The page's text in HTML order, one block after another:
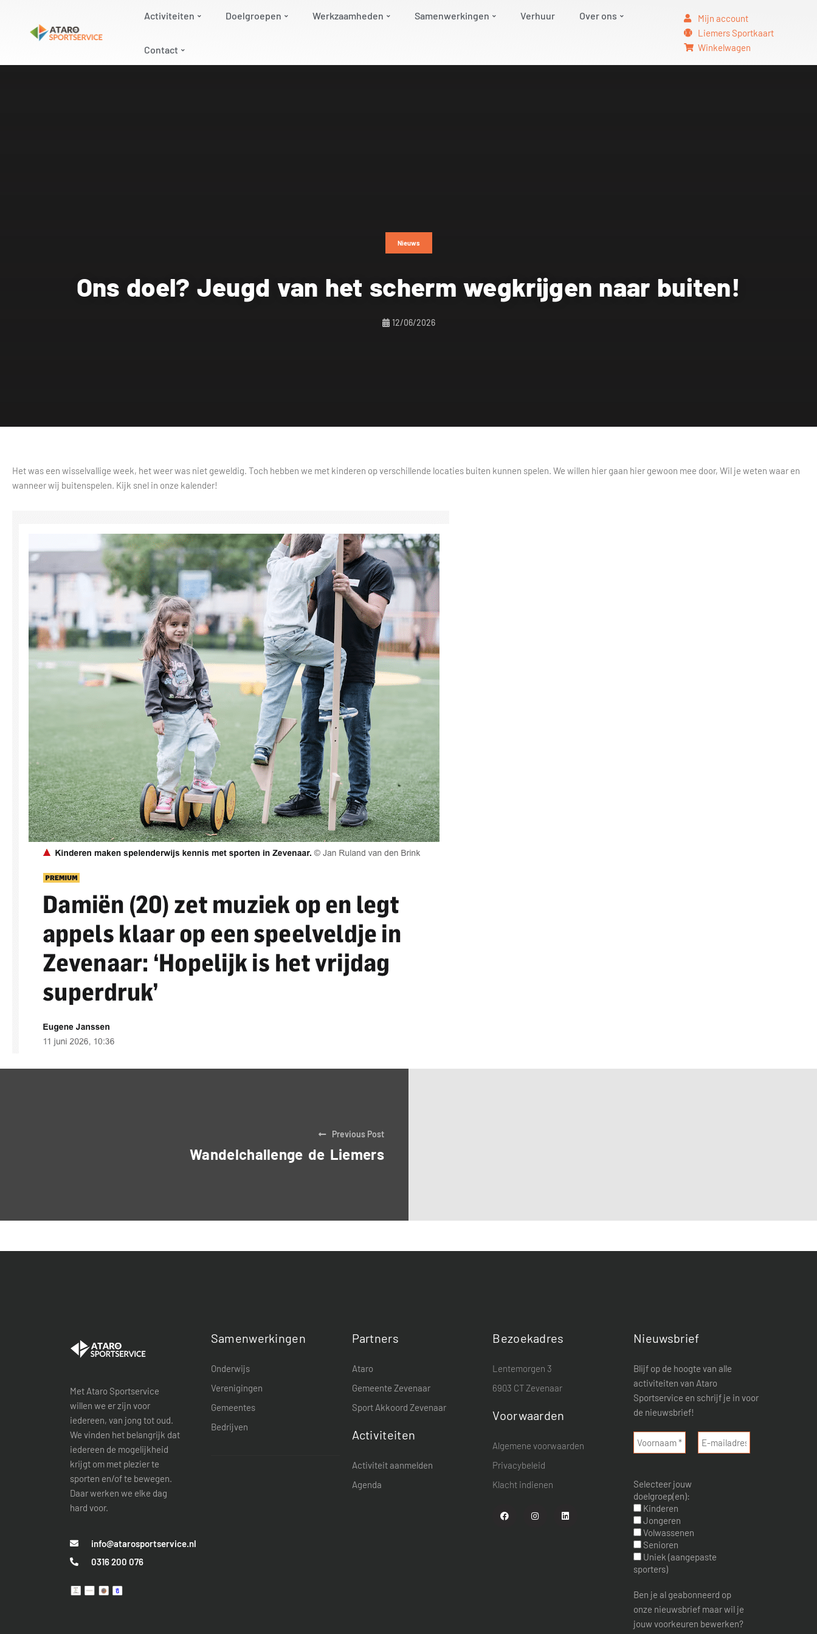
Activiteiten Doelgroepen Werkzaamheden Samenwerkingen Verhuur Over ons
Contact
Mijn account
Liemers Sportkaart
Winkelwagen
Nieuws
Ons doel? Jeugd van het scherm wegkrijgen naar buiten!
12/06/2026
Het was een wisselvallige week, het weer was niet geweldig. Toch hebben we met kinderen op verschillende locaties buiten kunnen spelen. We willen hier gaan hier gewoon mee door, Wil je weten waar en
wanneer wij buitenspelen. Kijk snel in onze kalender!
Previous Post
Wandelchallenge de Liemers
Met Ataro Sportservice
willen we er zijn voor
iedereen, van jong tot oud.
We vinden het belangrijk dat
iedereen de mogelijkheid
krijgt om met plezier te
sporten en/of te bewegen.
Daar werken we elke dag
hard voor.
info@atarosportservice.nl
0316 200 076
Samenwerkingen
Onderwijs
Verenigingen
Gemeentes
Bedrijven
Partners
Ataro
Gemeente Zevenaar
Sport Akkoord Zevenaar
Activiteiten
Activiteit aanmelden
Agenda
Bezoekadres
Lentemorgen 3
6903 CT Zevenaar
Voorwaarden
Algemene voorwaarden
Privacybeleid
Klacht indienen
Nieuwsbrief
Blijf op de hoogte van alle
activiteiten van Ataro
Sportservice en schrijf je in voor
de nieuwsbrief!
Selecteer jouw
doelgroep(en):
Kinderen
Jongeren
Volwassenen
Senioren
Uniek (aangepaste
sporters)
Ben je al geabonneerd op
onze nieuwsbrief maar wil je
jouw voorkeuren bewerken?